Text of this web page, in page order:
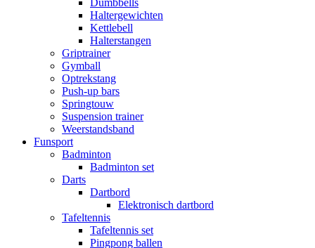
Dumbbells
Haltergewichten
Kettlebell
Halterstangen
Griptrainer
Gymball
Optrekstang
Push-up bars
Springtouw
Suspension trainer
Weerstandsband
Funsport
Badminton
Badminton set
Darts
Dartbord
Elektronisch dartbord
Tafeltennis
Tafeltennis set
Pingpong ballen